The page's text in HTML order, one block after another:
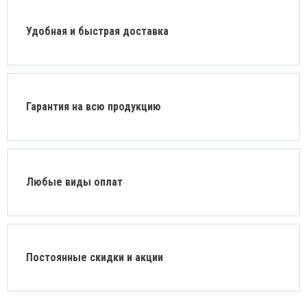
Удобная и быстрая доставка
Гарантия на всю продукцию
Любые виды оплат
Постоянные скидки и акции